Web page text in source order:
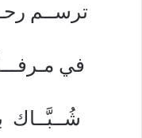
ترســم
في
شُــبَّــاك